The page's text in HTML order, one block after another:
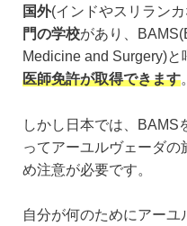
国外(インドやスリラン
門の学校があり、
Medicine and Surgery)と
医師免許が取得できます。
しかし日本では、BAMS
ってアーユルヴェーダの
め注意が必要です。
自分が何のためにアーユ